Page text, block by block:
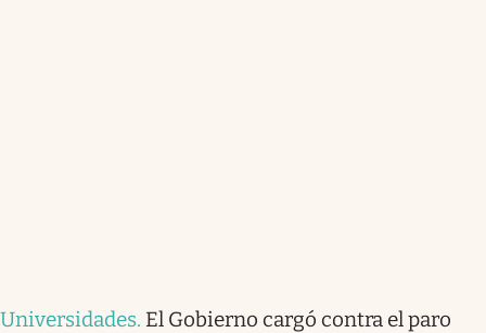
Universidades. El Gobierno cargó contra el paro